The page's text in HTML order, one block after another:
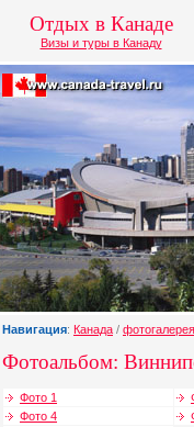
Отдых в Канаде
Визы и туры в Канаду
Навигация: Канада / фотогалерея
Фотоальбом:
Фото 1
Фото 4